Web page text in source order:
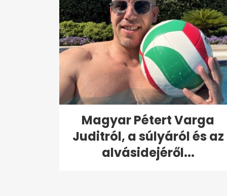
Magyar Pétert Varga
Juditról, a súlyáról és az
alvásidejéről...